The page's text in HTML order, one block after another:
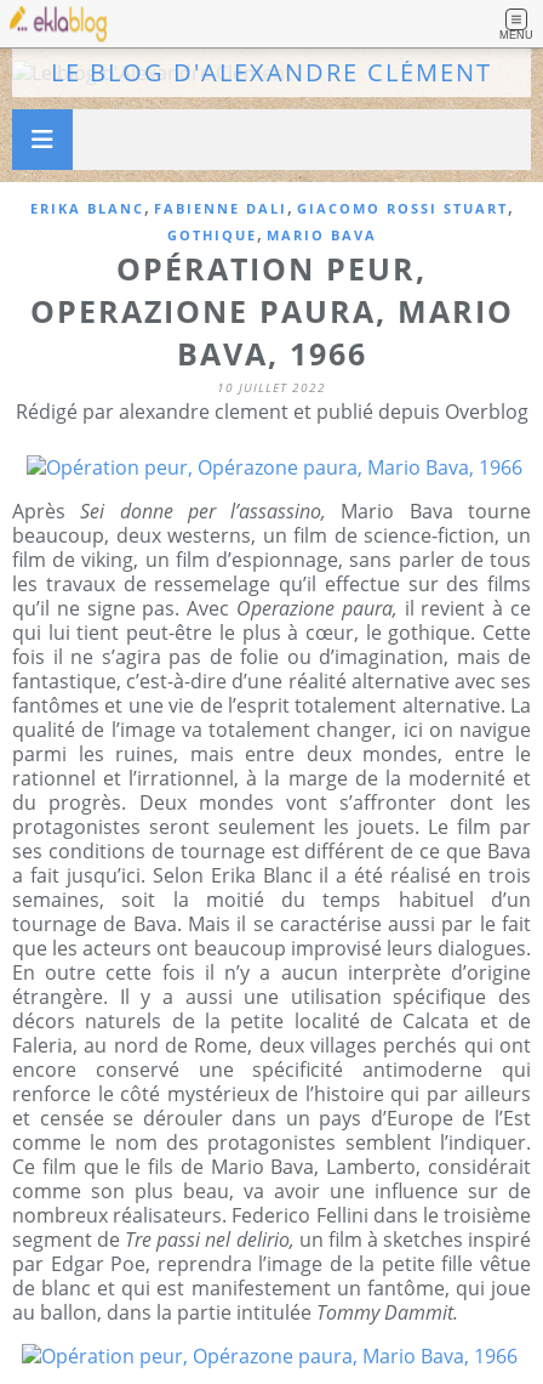
MENU
LE BLOG D'ALEXANDRE CLÉMENT
ERIKA BLANC , FABIENNE DALI , GIACOMO ROSSI STUART,
GOTHIQUE , MARIO BAVA
OPÉRATION PEUR,
OPERAZIONE PAURA, MARIO
BAVA, 1966
10 JUILLET 2022
Rédigé par alexandre clement et publié depuis Overblog
AprèsSei donne per l’assassino, Mario Bava tourne
beaucoup, deux westerns, un film de science-fiction, un
film de viking, un film d’espionnage, sans parler de tous
les travaux de ressemelage qu’il effectue sur des films
qu’il ne signe pas. Avec Operazione paura, il revient à ce
qui lui tient peut-être le plus à cœur, le gothique. Cette
fois il ne s’agira pas de folie ou d’imagination, mais de
fantastique, c’est-à-dire d’une réalité alternative avec ses
fantômes et une vie de l’esprit totalement alternative. La
qualité de l’image va totalement changer, ici on navigue
parmi les ruines, mais entre deux mondes, entre le
rationnel et l’irrationnel, à la marge de la modernité et
du progrès. Deux mondes vont s’affronter dont les
protagonistes seront seulement les jouets. Le film par
ses conditions de tournage est différent de ce que Bava
a fait jusqu’ici. Selon Erika Blanc il a été réalisé en trois
semaines, soit la moitié du temps habituel d’un
tournage de Bava. Mais il se caractérise aussi par le fait
que les acteurs ont beaucoup improvisé leurs dialogues.
En outre cette fois il n’y a aucun interprète d’origine
étrangère. Il y a aussi une utilisation spécifique des
décors naturels de la petite localité de Calcata et de
Faleria, au nord de Rome, deux villages perchés qui ont
encore conservé une spécificité antimoderne qui
renforce le côté mystérieux de l’histoire qui par ailleurs
et censée se dérouler dans un pays d’Europe de l’Est
comme le nom des protagonistes semblent l’indiquer.
Ce film que le fils de Mario Bava, Lamberto, considérait
comme son plus beau, va avoir une influence sur de
nombreux réalisateurs. Federico Fellini dans le troisième
segment de Tre passi nel delirio, un film à sketches inspiré
par Edgar Poe, reprendra l’image de la petite fille vêtue
de blanc et qui est manifestement un fantôme, qui joue
au ballon, dans la partie intitulée Tommy Dammit.